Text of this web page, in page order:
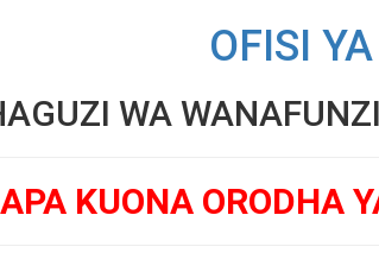
OFISI
WA
KUONA ORODHA